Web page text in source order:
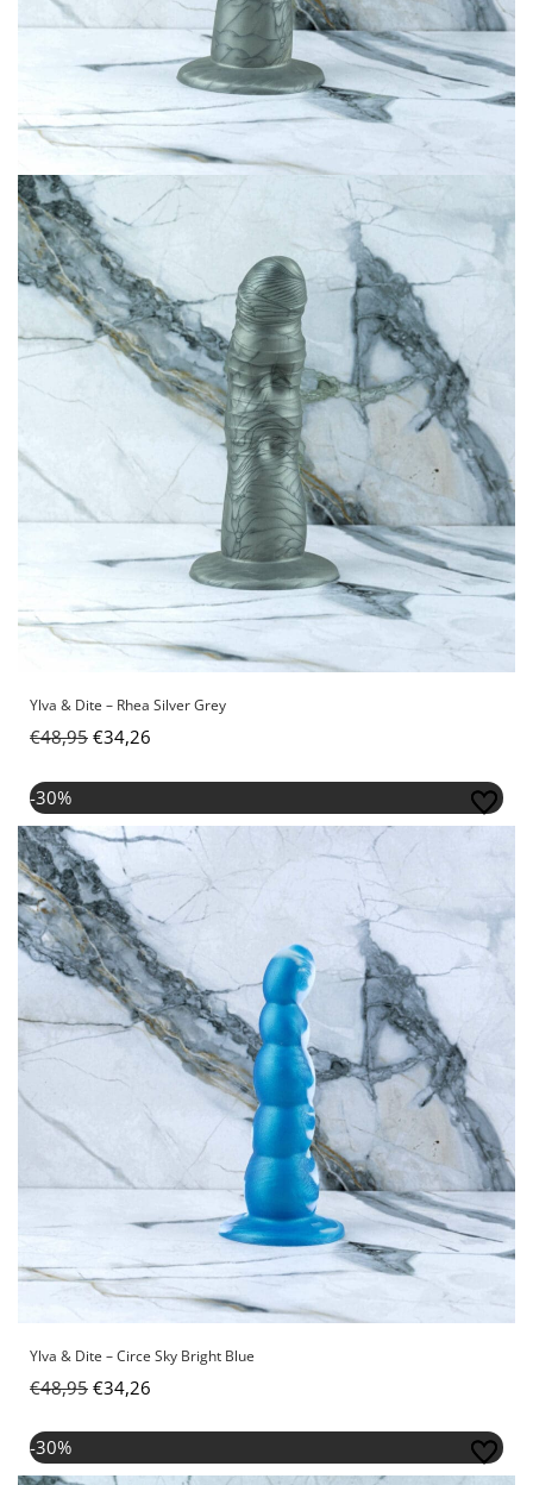
Ylva & Dite – Rhea Silver Grey
€48,95 €34,26
-30%
Ylva & Dite – Circe Sky Bright Blue
€48,95
Oorspronkelijke
was:
€48,95.
€34,26
Huidige
is:
€34,26.
-30%
Oorspronkelijke
was:
Huidige
is: